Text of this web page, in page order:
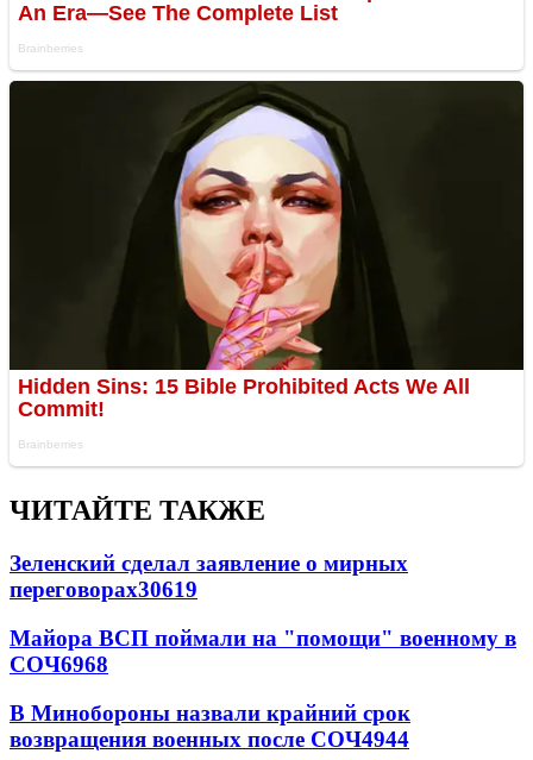
ЧИТАЙТЕ ТАКЖЕ
Зеленский сделал заявление о мирных
переговорах30619
Майора ВСП поймали на "помощи" военному в
СОЧ6968
В Минобороны назвали крайний срок
возвращения военных после СОЧ4944